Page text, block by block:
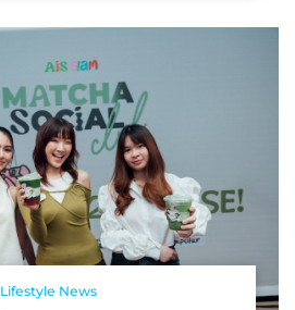
Lifestyle News